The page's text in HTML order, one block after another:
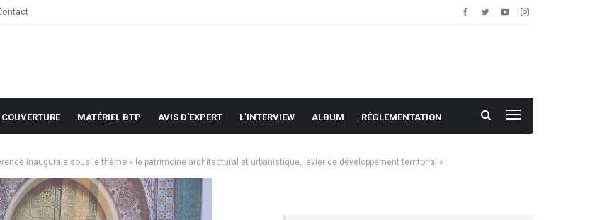
COUVERTURE MATÉRIEL BTP AVIS D’EXPERT L’INTERVIEW ALBUM RÉGLEMENTATION
inaugurale sous le thème « le patrimoine architectural et urbanistique, levier de développement territorial »